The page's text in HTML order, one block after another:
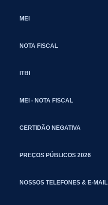
MEI
NOTA FISCAL
ITBI
MEI - NOTA FISCAL
CERTIDÃO NEGATIVA
PREÇOS PÚBLICOS 2026
NOSSOS TELEFONES & E-MAIL